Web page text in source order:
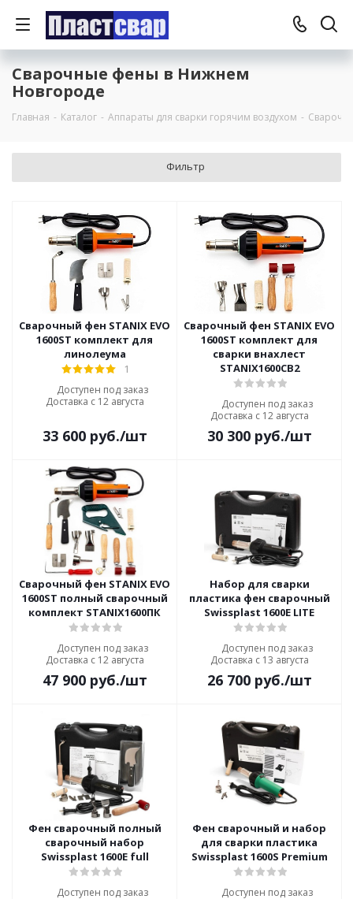
Сварочные фены в Нижнем
Новгороде
Главная - Каталог - Аппараты для сварки горячим воздухом -
Фильтр
Сварочный фен STANIX EVO
1600ST комплект для
линолеума
1
Доступен под заказ
Доставка с 12 августа
33 600руб./шт
Сварочный фен STANIX EVO
1600ST комплект для
сварки внахлест
STANIX1600СВ2
Доступен под заказ
Доставка с 12 августа
30 300руб./шт
Сварочный фен STANIX EVO
1600ST полный сварочный
комплект STANIX1600ПК
Доступен под заказ
Доставка с 12 августа
47 900руб./шт
Набор для сварки
пластика фен сварочный
Swissplast 1600E LITE
Доступен под заказ
Доставка с 13 августа
26 700руб./шт
Фен сварочный полный
сварочный набор
Swissplast 1600E full
Доступен под заказ
Фен сварочный и набор
для сварки пластика
Swissplast 1600S Premium
Доступен под заказ